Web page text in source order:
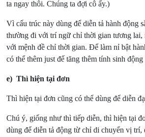
ta ngay thôi. Chúng ta đợi cô ấy.)
Vì cấu trúc này dùng để diễn tả hành động
thường đi với trí ngữ chỉ thời gian tương lai,
với mệnh đề chỉ thời gian. Để làm nỉ bật
có thể thêm just đế tăng thêm tính sinh
e)Thì hiện tại đơn
Thì hiện tại đơn cũng có thể dùng để diễn
Chú ý, giống như thì tiếp diễn, thì hiện tại
dùng để diễn tả động từ chỉ di chuyển vị trí,